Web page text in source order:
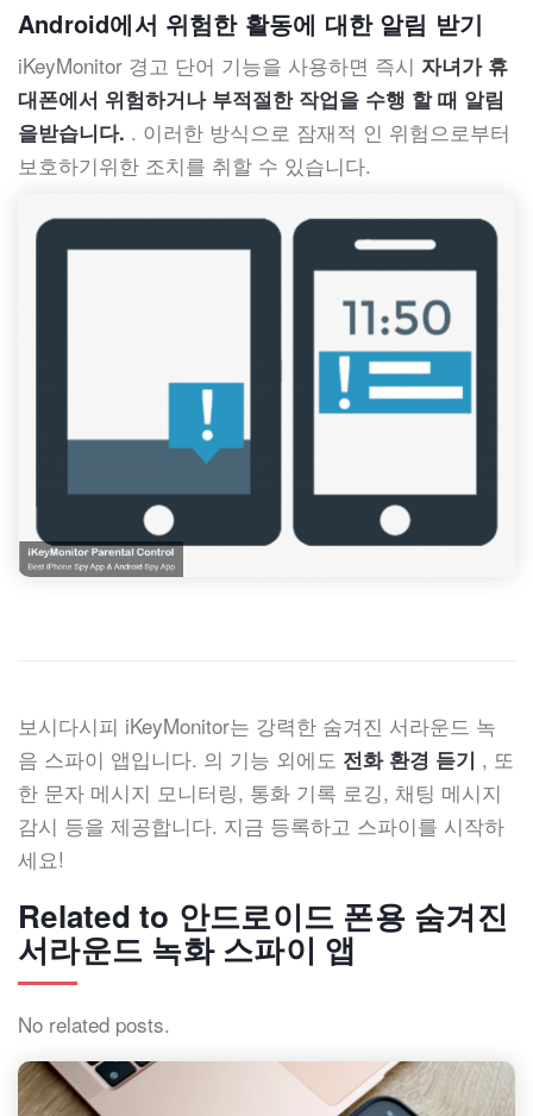
Android에서 위험한 활동에 대한 알림 받기
iKeyMonitor 경고 단어 기능을 사용하면 즉시 자녀가 휴
대폰에서 위험하거나 부적절한 작업을 수행 할 때 알림
을받습니다. . 이러한 방식으로 잠재적 인 위험으로부터
보호하기위한 조치를 취할 수 있습니다.
보시다시피 iKeyMonitor는 강력한 숨겨진 서라운드 녹
음 스파이 앱입니다. 의 기능 외에도 전화 환경 듣기 , 또
한 문자 메시지 모니터링, 통화 기록 로깅, 채팅 메시지
감시 등을 제공합니다. 지금 등록하고 스파이를 시작하
세요!
Related to 안드로이드 폰용 숨겨진
서라운드 녹화 스파이 앱
No related posts.